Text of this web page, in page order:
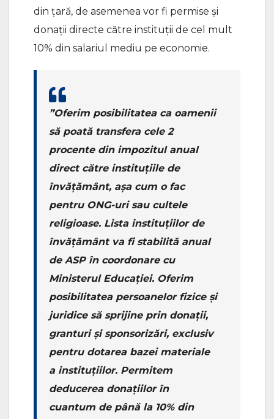
din țară, de asemenea vor fi permise și
donații directe către instituții de cel mult
10% din salariul mediu pe economie.
”Oferim posibilitatea ca oamenii
să poată transfera cele 2
procente din impozitul anual
direct către instituțiile de
învățământ, așa cum o fac
pentru ONG-uri sau cultele
religioase. Lista instituțiilor de
învățământ va fi stabilită anual
de ASP în coordonare cu
Ministerul Educației. Oferim
posibilitatea persoanelor fizice și
juridice să sprijine prin donații,
granturi și sponsorizări, exclusiv
pentru dotarea bazei materiale
a instituțiilor. Permitem
deducerea donațiilor în
cuantum de până la 10% din